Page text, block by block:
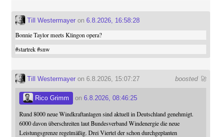
Till Westermayeron 6.8.2026, 16:58:28
Bonnie Taylor meets Klingon opera?
#startrek #snw
boosted 🚀
Till Westermayeron 6.8.2026, 15:07:27
Rico Grimm on 6.8.2026, 08:46:25
Rund 8000 neue Windkraftanlagen sind aktuell in Deutschland genehmigt.
6000 davon überschreiten laut Bundesverband Windenergie die neue
Leistungsgrenze regelmäßig. Drei Viertel der schon durchgeplanten